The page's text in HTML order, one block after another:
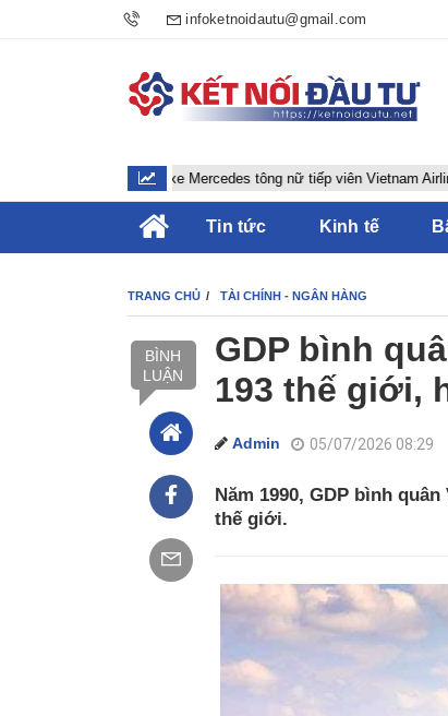
infoketnoidautu@gmail.com
Tài xế xe Mercedes tông nữ tiếp viên Vietnam Airlines
Tin tức Kinh tế
TRANG CHỦ TÀI CHÍNH - NGÂN HÀNG
BÌNH
LUẬN
GDP bình
193 thế giới,
Admin 05/07/2026 08:29
Năm 1990, GDP bình
thế giới.